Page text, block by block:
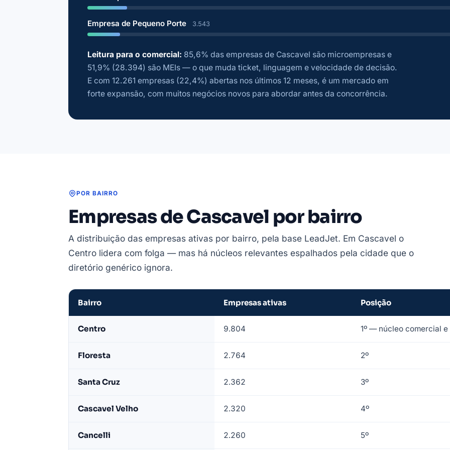
Empresa de Pequeno Porte 3.543
Leitura para o comercial: 85,6% das empresas de Cascavel são microempresas e
51,9% (28.394) são MEIs — o que muda ticket, linguagem e velocidade de decisão.
E com 12.261 empresas (22,4%) abertas nos últimos 12 meses, é um mercado em
forte expansão, com muitos negócios novos para abordar antes da concorrência.
POR BAIRRO
Empresas de Cascavel por bairro
A distribuição das empresas ativas por bairro, pela base LeadJet. Em Cascavel o
Centro lidera com folga — mas há núcleos relevantes espalhados pela cidade que o
diretório genérico ignora.
por
LeadJet
Bairro Empresas ativas Posição
Centro 9.804 1º — núcleo comercial
Floresta 2.764 2º
Santa Cruz 2.362 3º
Cascavel Velho 2.320 4º
Cancelli 2.260 5º